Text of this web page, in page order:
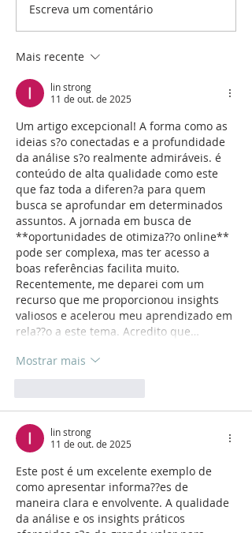
Escreva um comentário
Mais recente
lin strong
11 de out. de 2025
Um artigo excepcional! A forma como as
ideias s?o conectadas e a profundidade
da análise s?o realmente admiráveis. é
conteúdo de alta qualidade como este
que faz toda a diferen?a para quem
busca se aprofundar em determinados
assuntos. A jornada em busca de
**oportunidades de otimiza??o online**
pode ser complexa, mas ter acesso a
boas referências facilita muito.
Recentemente, me deparei com um
recurso que me proporcionou insights
valiosos e acelerou meu aprendizado em
rela??o a este tema. Acredito que…
Mostrar mais
lin strong
11 de out. de 2025
Este post é um excelente exemplo de
como apresentar informa??es de
maneira clara e envolvente. A qualidade
da análise e os insights práticos